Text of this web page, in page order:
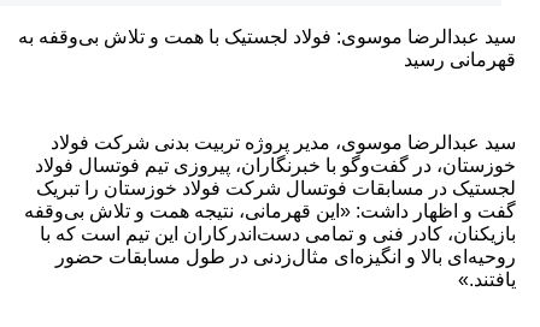
موسوی: فولاد لجستیک با همت و تلاش بی‌وقفه به
رسید
موسوی، مدیر پروژه تربیت بدنی شرکت فولاد
در گفت‌وگو با خبرنگاران، پیروزی تیم فوتسال فولاد
در مسابقات فوتسال شرکت فولاد خوزستان را تبریک
داشت: «این قهرمانی، نتیجه همت و تلاش بی‌وقفه
کادر فنی و تمامی دست‌اندرکاران این تیم است که با
بالا و انگیزه‌ای مثال‌زدنی در طول مسابقات حضور